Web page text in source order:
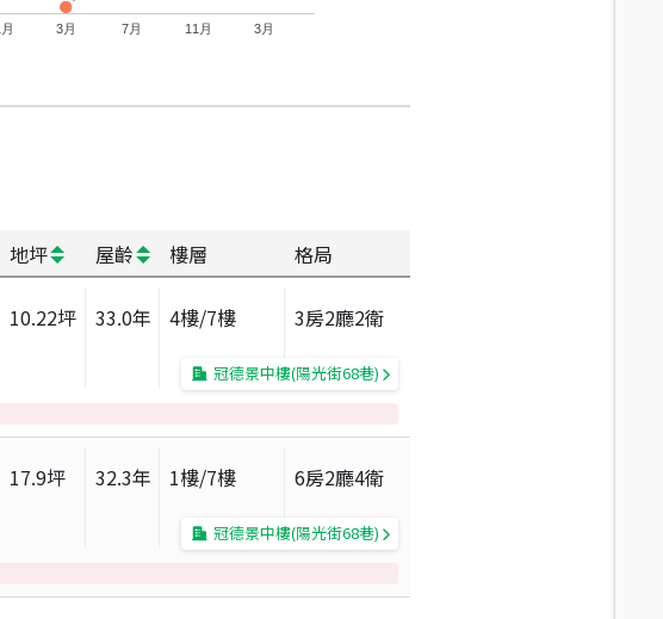
3月 7月 11月 3月
地坪 屋齡 樓層 格局
10.22坪 33.0年 4樓/7樓 3房2廳2衛
冠德景中樓(陽光街68巷)
17.9坪 32.3年 1樓/7樓 6房2廳4衛
冠德景中樓(陽光街68巷)